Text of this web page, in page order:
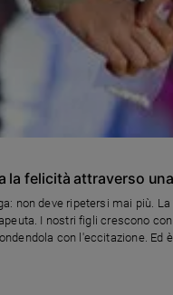
la felicità attraverso
non deve ripetersi mai più.
I nostri figli crescono
con l'eccitazione. Ed
per sentirsi vivo e felice, di